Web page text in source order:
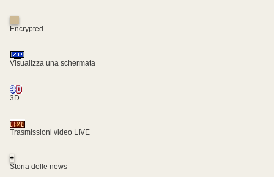
Encrypted
Visualizza una schermata
3D
Trasmissioni video LIVE
+
Storia delle news